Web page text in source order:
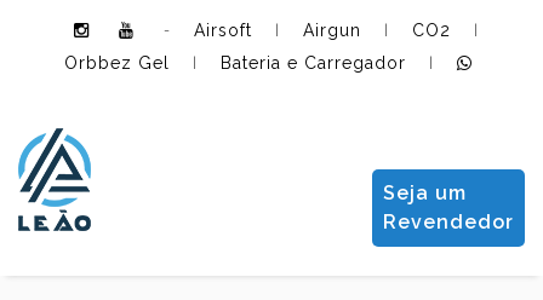
- Airsoft Airgun CO2
Orbbez Gel Bateria e Carregador
Seja um
Revendedor